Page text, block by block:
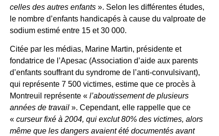
celles des autres enfants ». Selon les différentes études,
le nombre d’enfants handicapés à cause du valproate de
sodium estimé entre 15 et 30 000.
Citée par les médias, Marine Martin, présidente et
fondatrice de l’Apesac (Association d’aide aux parents
d’enfants souffrant du syndrome de l’anti-convulsivant),
qui représente 7 500 victimes, estime que ce procès à
Montreuil représente « l’aboutissement de plusieurs
années de travail ». Cependant, elle rappelle que ce
« curseur fixé à 2004, qui exclut 80% des victimes, alors
même que les dangers avaient été documentés avant